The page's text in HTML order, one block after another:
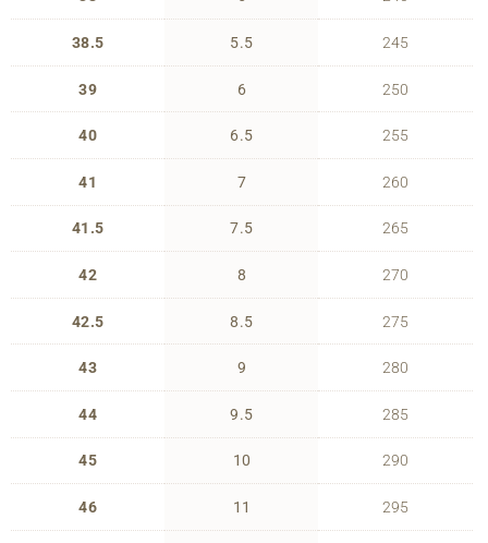
38.5
39
40
41
41.5
42
42.5
43
44
45
46
5.5
6
6.5
7
7.5
8
8.5
9
9.5
10
11
245
250
255
260
265
270
275
280
285
290
295